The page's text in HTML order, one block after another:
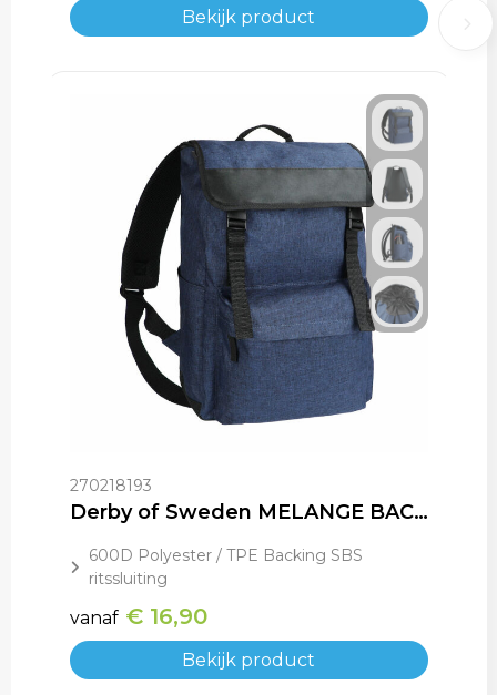
Bekijk product
270218193
Derby of Sweden MELANGE BACKPACK
600D Polyester / TPE Backing SBS
ritssluiting
vanaf € 16,90
Bekijk product